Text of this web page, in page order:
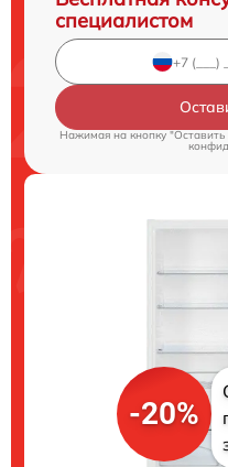
специалистом
Нажимая на кнопку
-20%